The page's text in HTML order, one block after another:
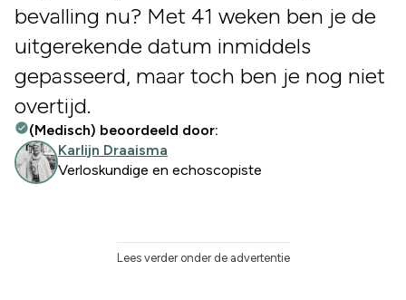
bevalling nu? Met 41 weken ben je de
uitgerekende datum inmiddels
gepasseerd, maar toch ben je nog niet
overtijd.
(Medisch) beoordeeld door:
Karlijn Draaisma
Verloskundige en echoscopiste
Lees verder onder de advertentie